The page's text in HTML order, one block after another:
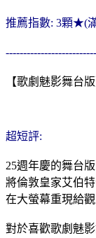
推薦指數: 3顆★(
【歌劇魅影舞台
超短評:
25週年慶的舞台版
將倫敦皇家艾伯
在大螢幕重現給觀
對於喜歡歌劇魅